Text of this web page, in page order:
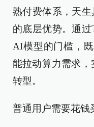
熟付费体系，天生
的底层优势。通过
AI模型的门槛，
能拉动算力需求，
转型。
普通用户需要花钱